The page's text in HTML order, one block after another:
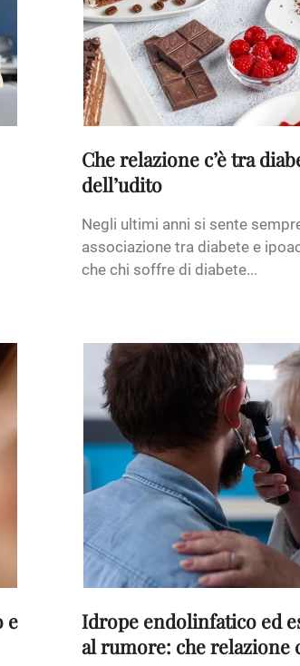
Che relazione c’è tra
dell’udito
Negli ultimi anni si sente
associazione tra diabete e
che chi soffre di diabete...
e
Idrope endolinfatico ed
al rumore: che relazione